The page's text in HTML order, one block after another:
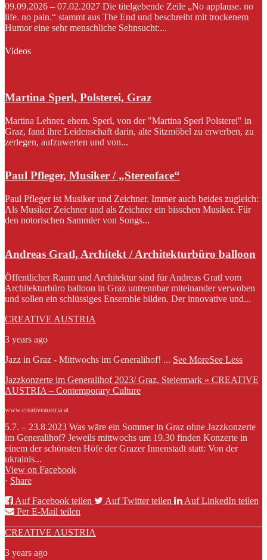
09.09.2026 – 07.02.2027 Die titelgebende Zeile „No applause. no
life. no pain.“ stammt aus The End und beschreibt mit trockenem
Humor eine sehr menschliche Sehnsucht:...
Videos
Martina Sperl, Polsterei, Graz
Martina Lehner, ehem. Sperl, von der "Martina Sperl Polsterei" in
Graz, fand ihre Leidenschaft darin, alte Sitzmöbel zu erwerben, zu
zerlegen, aufzuwerten und von...
Paul Pfleger, Musiker / „Stereoface“
Paul Pfleger ist Musiker und Zeichner. Immer auch beides zugleich:
Als Musiker Zeichner und als Zeichner ein bisschen Musiker. Für
den notorischen Sammler von Songs...
Andreas Gratl, Architekt / Architekturbüro balloon
Öffentlicher Raum und Architektur sind für Andreas Gratl vom
Architekturbüro balloon in Graz untrennbar miteinander verwoben
und sollen ein schlüssiges Ensemble bilden. Der innovative und...
CREATIVE AUSTRIA
3 years ago
Jazz in Graz - Mittwochs im Generalihof! ... See MoreSee Less
Jazzkonzerte im Generalihof 2023/ Graz, Steiermark » CREATIVE
AUSTRIA – Contemporary Culture
www.creativeaustria.at
5.7. – 23.8.2023 Was wäre ein Sommer in Graz ohne Jazzkonzerte
im Generalihof? Jeweils mittwochs um 19.30 finden Konzerte in
einem der schönsten Höfe der Grazer Innenstadt statt: Von der
ukrainis...
View on Facebook
· Share
Auf Facebook teilen
Auf Twitter teilen
Auf LinkedIn teilen
Per E-Mail teilen
CREATIVE AUSTRIA
3 years ago